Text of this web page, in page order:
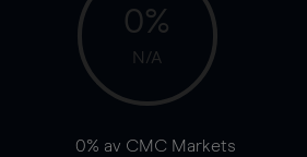
0%
N/A
0% av CMC Markets